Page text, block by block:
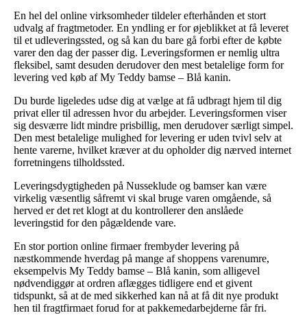
En hel del online virksomheder tildeler efterhånden et stort
udvalg af fragtmetoder. En yndling er for øjeblikket at få leveret
til et udleveringssted, og så kan du bare gå forbi efter de købte
varer den dag der passer dig. Leveringsformen er nemlig ultra
fleksibel, samt desuden derudover den mest betalelige form for
levering ved køb af My Teddy bamse – Blå kanin.
Du burde ligeledes udse dig at vælge at få udbragt hjem til dig
privat eller til adressen hvor du arbejder. Leveringsformen viser
sig desværre lidt mindre prisbillig, men derudover særligt simpel.
Den mest betalelige mulighed for levering er uden tvivl selv at
hente varerne, hvilket kræver at du opholder dig nærved internet
forretningens tilholdssted.
Leveringsdygtigheden på Nusseklude og bamser kan være
virkelig væsentlig såfremt vi skal bruge varen omgående, så
herved er det ret klogt at du kontrollerer den anslåede
leveringstid for den pågældende vare.
En stor portion online firmaer frembyder levering på
næstkommende hverdag på mange af shoppens varenumre,
eksempelvis My Teddy bamse – Blå kanin, som alligevel
nødvendiggør at ordren aflægges tidligere end et givent
tidspunkt, så at de med sikkerhed kan nå at få dit nye produkt
hen til fragtfirmaet forud for at pakkemedarbejderne får fri.